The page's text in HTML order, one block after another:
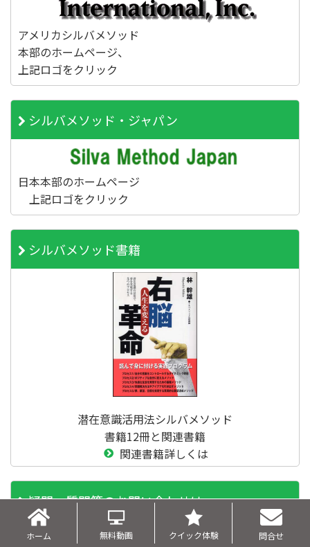
アメリカシルバメソッド
本部のホームページ、
上記ロゴをクリック
シルバメソッド・ジャパン
日本本部のホームページ
上記ロゴをクリック
シルバメソッド書籍
潜在意識活用法シルバメソッド
書籍12冊と関連書籍
関連書籍詳しくは
疑問、質問等のお問い合わせは
ホーム 無料動画 クイック体験 問合せ